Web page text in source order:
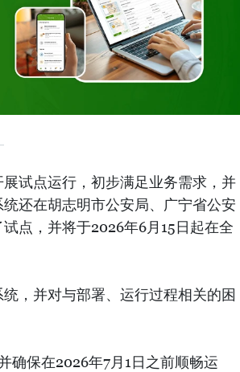
试点运行，初步满足业务需求，并
还在胡志明市公安局、广宁省公安
点，并将于2026年6月15日起在全
，并对与部署、运行过程相关的困
确保在2026年7月1日之前顺畅运